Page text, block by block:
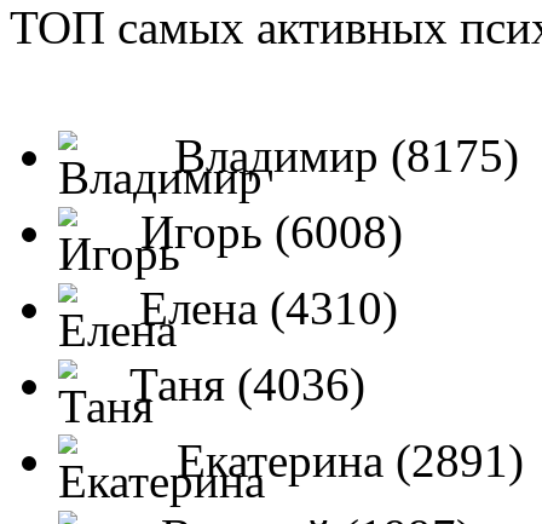
ТОП самых активных
Владимир (8175)
Игорь (6008)
Елена (4310)
Таня (4036)
Екатерина (2891)